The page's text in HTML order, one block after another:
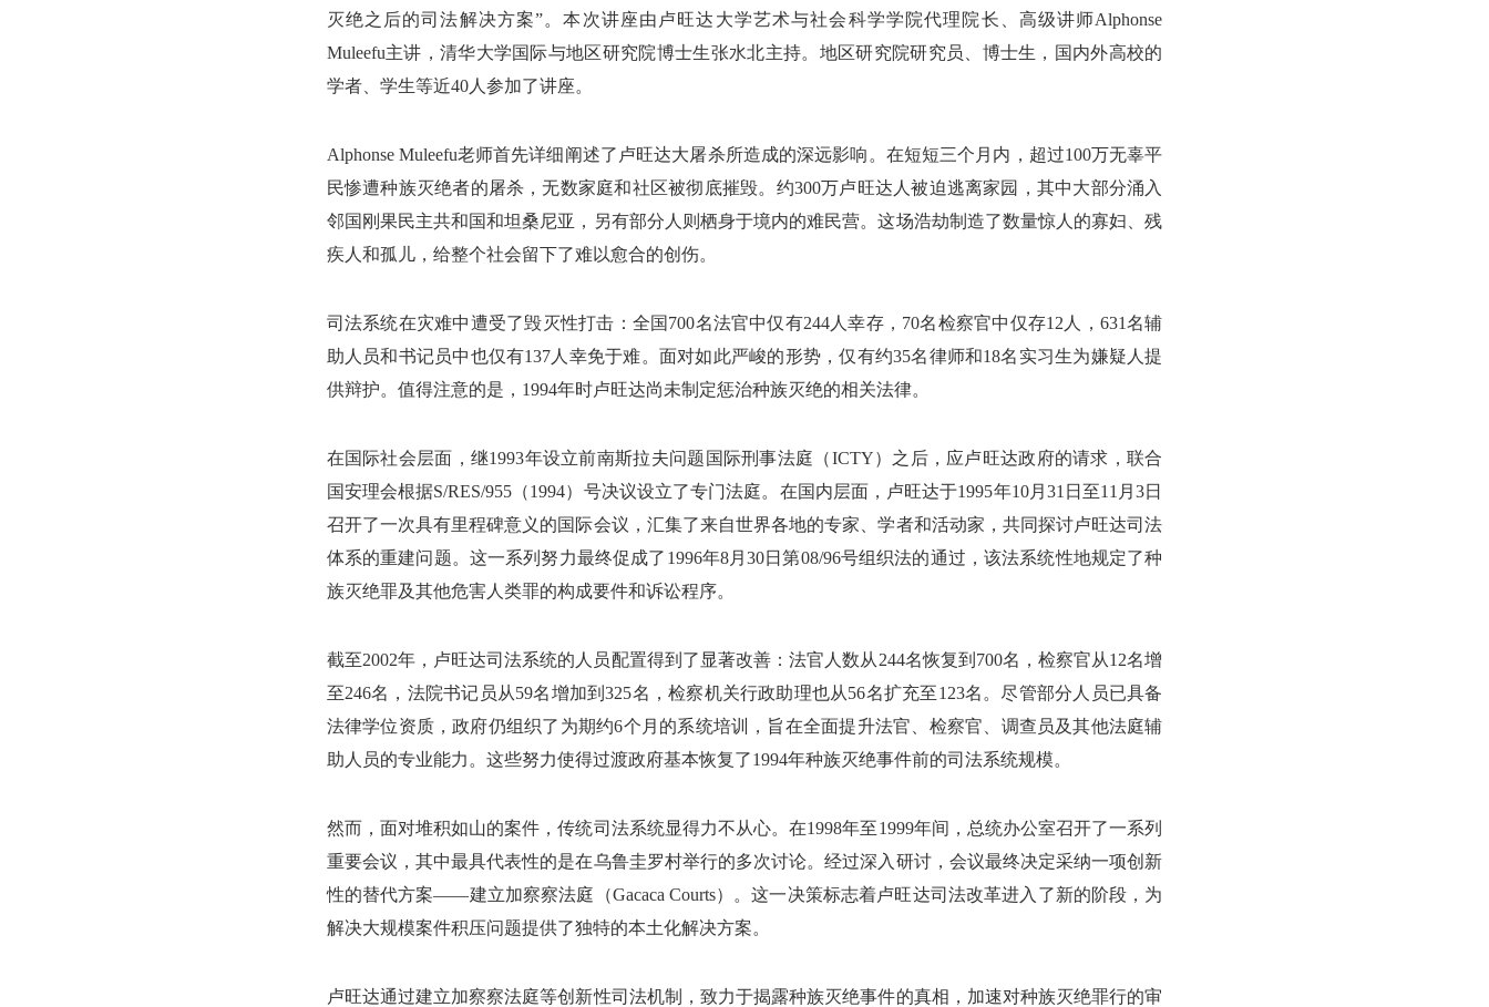
灭绝之后的司法解决方案”。本次讲座由卢旺达大学艺术与社会科学学院代理院长、高级讲师Alphonse
Muleefu主讲，清华大学国际与地区研究院博士生张水北主持。地区研究院研究员、博士生，国内外高校的
学者、学生等近40人参加了讲座。
Alphonse Muleefu老师首先详细阐述了卢旺达大屠杀所造成的深远影响。在短短三个月内，超过100万无辜平
民惨遭种族灭绝者的屠杀，无数家庭和社区被彻底摧毁。约300万卢旺达人被迫逃离家园，其中大部分涌入
邻国刚果民主共和国和坦桑尼亚，另有部分人则栖身于境内的难民营。这场浩劫制造了数量惊人的寡妇、残
疾人和孤儿，给整个社会留下了难以愈合的创伤。
司法系统在灾难中遭受了毁灭性打击：全国700名法官中仅有244人幸存，70名检察官中仅存12人，631名辅
助人员和书记员中也仅有137人幸免于难。面对如此严峻的形势，仅有约35名律师和18名实习生为嫌疑人提
供辩护。值得注意的是，1994年时卢旺达尚未制定惩治种族灭绝的相关法律。
在国际社会层面，继1993年设立前南斯拉夫问题国际刑事法庭（ICTY）之后，应卢旺达政府的请求，联合
国安理会根据S/RES/955（1994）号决议设立了专门法庭。在国内层面，卢旺达于1995年10月31日至11月3日
召开了一次具有里程碑意义的国际会议，汇集了来自世界各地的专家、学者和活动家，共同探讨卢旺达司法
体系的重建问题。这一系列努力最终促成了1996年8月30日第08/96号组织法的通过，该法系统性地规定了种
族灭绝罪及其他危害人类罪的构成要件和诉讼程序。
截至2002年，卢旺达司法系统的人员配置得到了显著改善：法官人数从244名恢复到700名，检察官从12名增
至246名，法院书记员从59名增加到325名，检察机关行政助理也从56名扩充至123名。尽管部分人员已具备
法律学位资质，政府仍组织了为期约6个月的系统培训，旨在全面提升法官、检察官、调查员及其他法庭辅
助人员的专业能力。这些努力使得过渡政府基本恢复了1994年种族灭绝事件前的司法系统规模。
然而，面对堆积如山的案件，传统司法系统显得力不从心。在1998年至1999年间，总统办公室召开了一系列
重要会议，其中最具代表性的是在乌鲁圭罗村举行的多次讨论。经过深入研讨，会议最终决定采纳一项创新
性的替代方案——建立加察察法庭（Gacaca Courts）。这一决策标志着卢旺达司法改革进入了新的阶段，为
解决大规模案件积压问题提供了独特的本土化解决方案。
卢旺达通过建立加察察法庭等创新性司法机制，致力于揭露种族灭绝事件的真相，加速对种族灭绝罪行的审